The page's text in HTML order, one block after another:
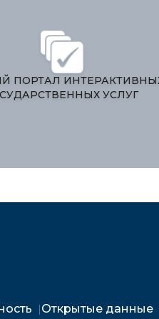
РЕСПУБЛИКАСИ
МАТБУОТ ХИЗМАТИ
Открытые данные